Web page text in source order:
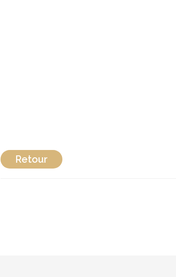
Retour